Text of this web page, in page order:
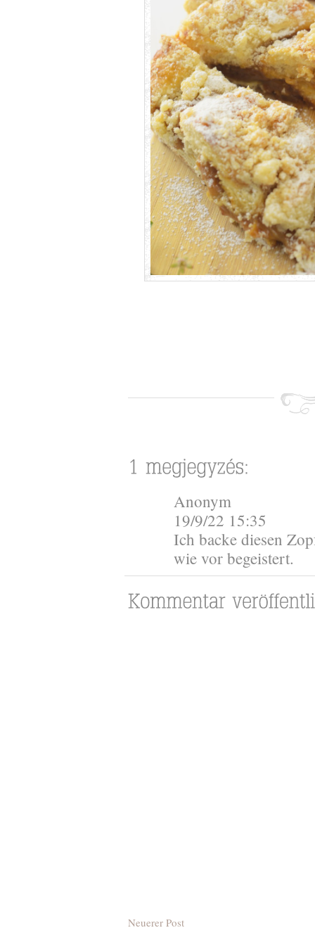
Anonym
19/9/22 15:35
Ich backe diesen
wie vor begeistert.
Neuerer Post